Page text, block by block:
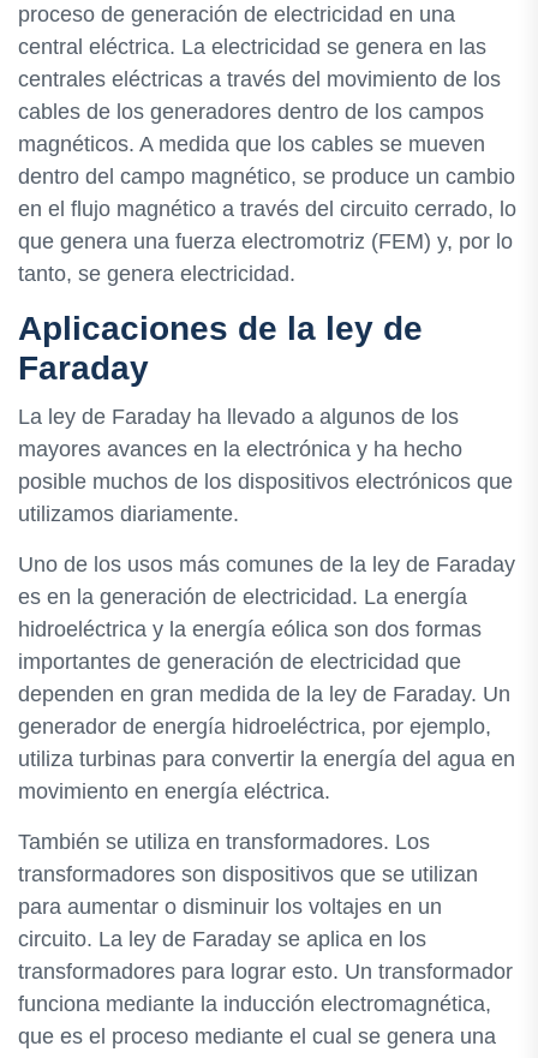
proceso de generación de electricidad en una
central eléctrica. La electricidad se genera en las
centrales eléctricas a través del movimiento de los
cables de los generadores dentro de los campos
magnéticos. A medida que los cables se mueven
dentro del campo magnético, se produce un cambio
en el flujo magnético a través del circuito cerrado, lo
que genera una fuerza electromotriz (FEM) y, por lo
tanto, se genera electricidad.
Aplicaciones de la ley de
Faraday
La ley de Faraday ha llevado a algunos de los
mayores avances en la electrónica y ha hecho
posible muchos de los dispositivos electrónicos que
utilizamos diariamente.
Uno de los usos más comunes de la ley de Faraday
es en la generación de electricidad. La energía
hidroeléctrica y la energía eólica son dos formas
importantes de generación de electricidad que
dependen en gran medida de la ley de Faraday. Un
generador de energía hidroeléctrica, por ejemplo,
utiliza turbinas para convertir la energía del agua en
movimiento en energía eléctrica.
También se utiliza en transformadores. Los
transformadores son dispositivos que se utilizan
para aumentar o disminuir los voltajes en un
circuito. La ley de Faraday se aplica en los
transformadores para lograr esto. Un transformador
funciona mediante la inducción electromagnética,
que es el proceso mediante el cual se genera una